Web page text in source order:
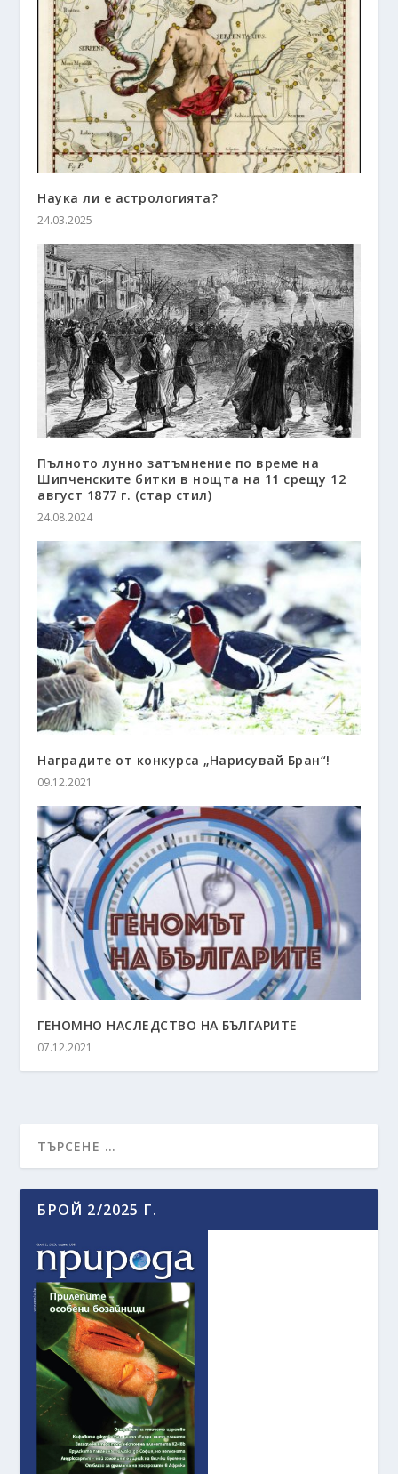
Наука ли е астрологията?
24.03.2025
Пълното лунно затъмнение по време на
Шипченските битки в нощта на 11 срещу 12
август 1877 г. (стар стил)
24.08.2024
Наградите от конкурса „Нарисувай Бран“!
09.12.2021
ГЕНОМНО НАСЛЕДСТВО НА БЪЛГАРИТЕ
07.12.2021
БРОЙ 2/2025 Г.